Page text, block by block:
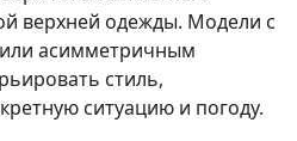
верхней одежды. Модели с
асимметричным
стиль,
ситуацию и погоду.